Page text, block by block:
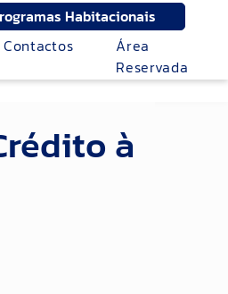
Habitacionais
Contactos
Área
Reservada
à